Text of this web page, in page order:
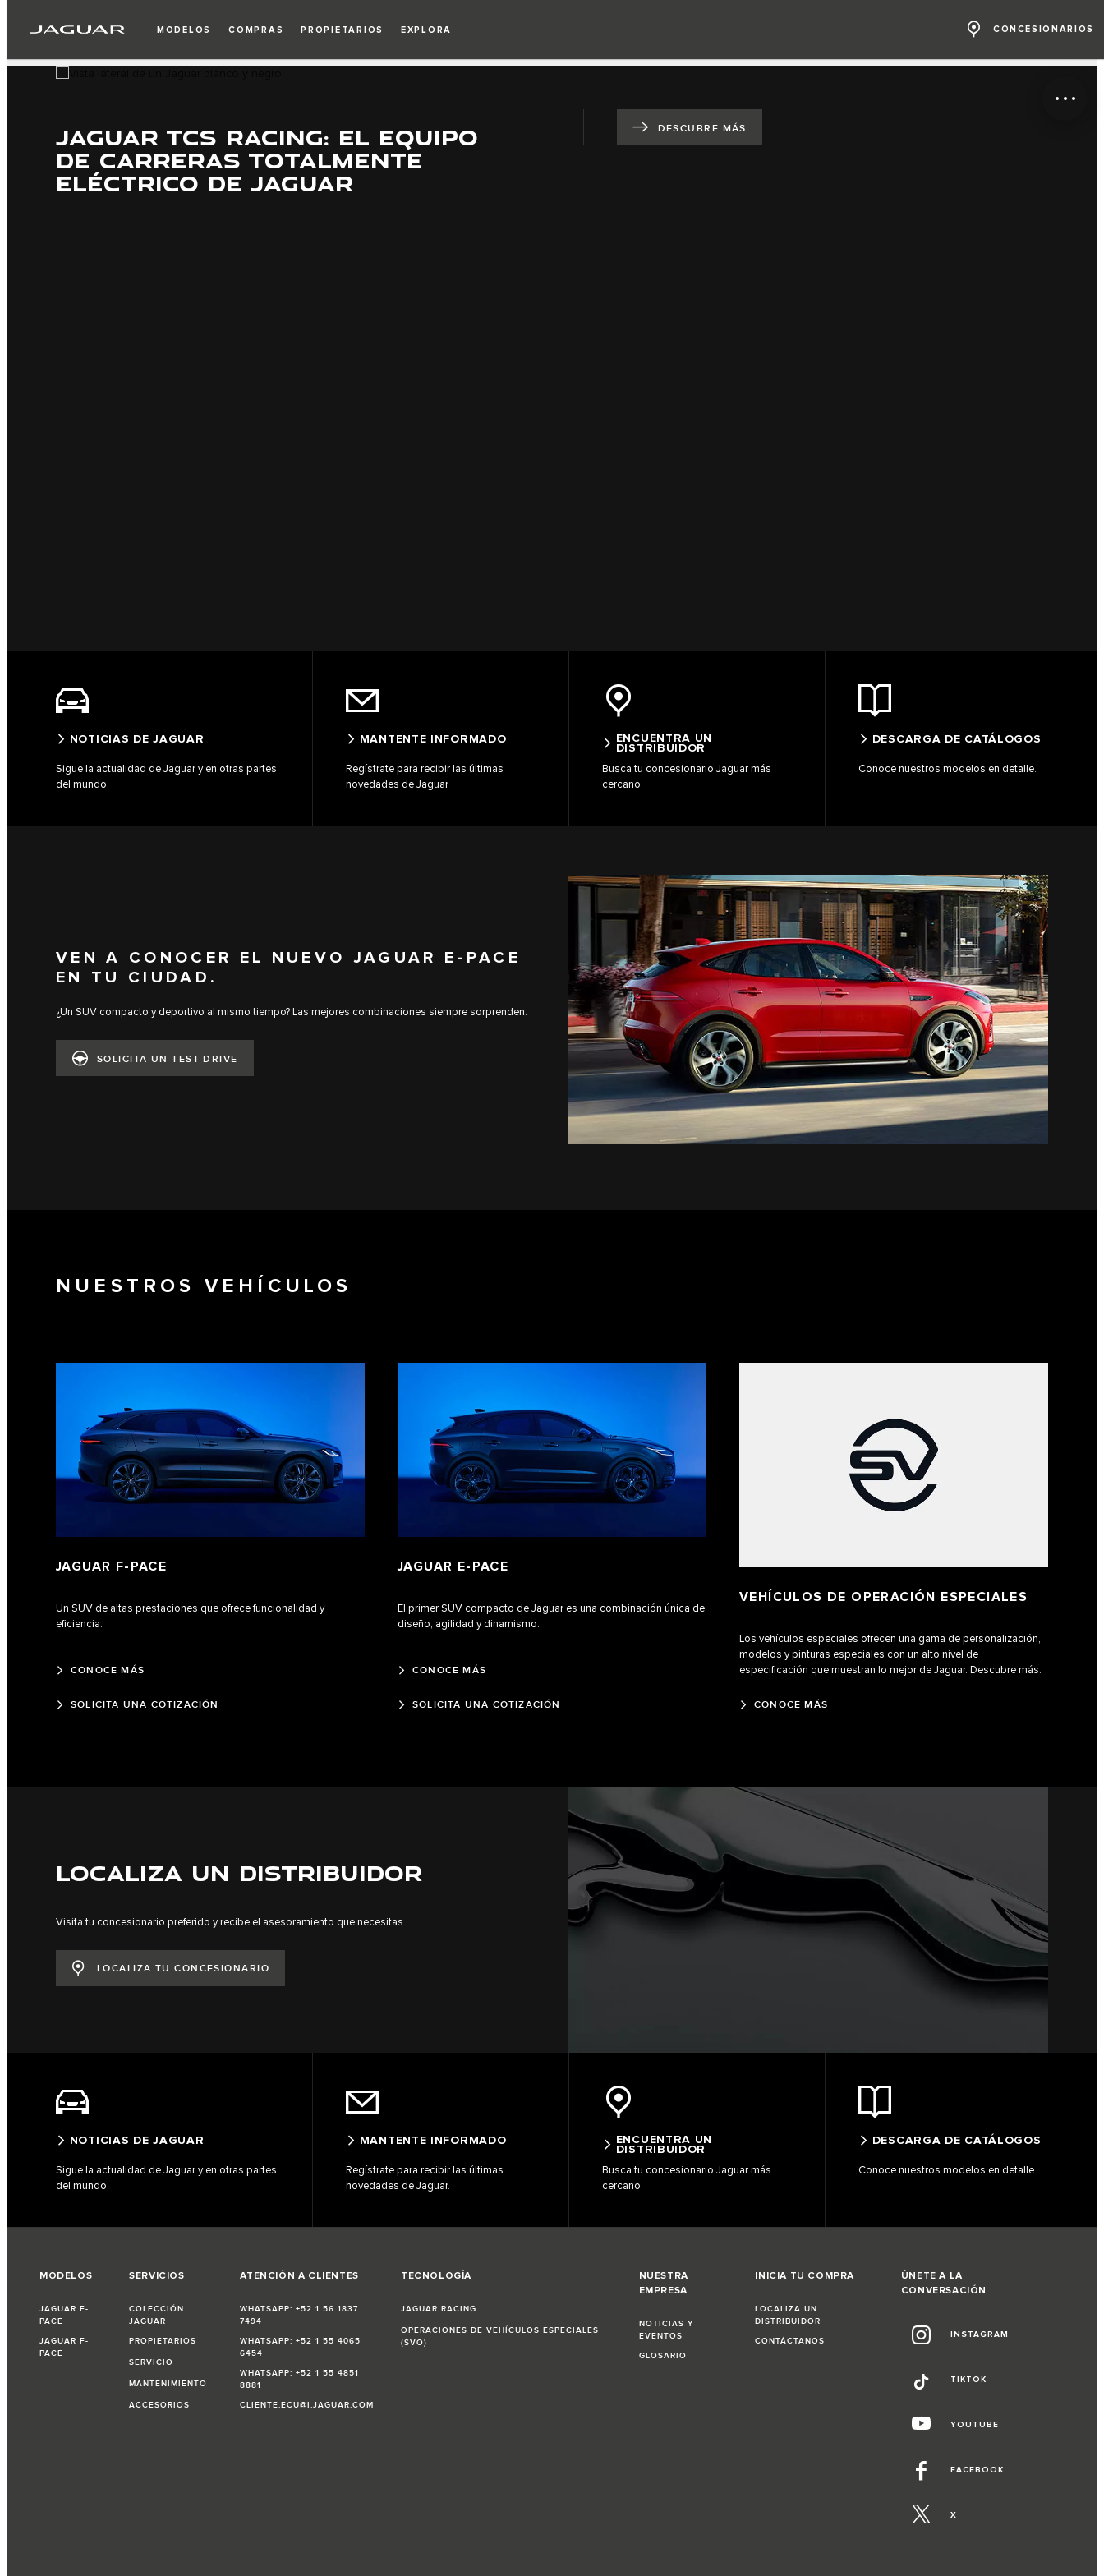
MODELOS COMPRAS PROPIETARIOS EXPLORA CONCESIONARIOS
1/
JAGUAR TCS RACING: EL EQUIPO
DE CARRERAS TOTALMENTE
ELÉCTRICO DE JAGUAR
DESCUBRE MÁS
NOTICIAS DE JAGUAR
Sigue la actualidad de Jaguar y en otras partes
del mundo.
MANTENTE INFORMADO
Regístrate para recibir las últimas
novedades de Jaguar
ENCUENTRA UN
DISTRIBUIDOR
Busca tu concesionario Jaguar más
cercano.
DESCARGA DE CATÁLOGOS
Conoce nuestros modelos en detalle.
VEN A CONOCER EL NUEVO JAGUAR E-PACE
EN TU CIUDAD.
¿Un SUV compacto y deportivo al mismo tiempo? Las mejores combinaciones siempre sorprenden.
SOLICITA UN TEST DRIVE
NUESTROS VEHÍCULOS
JAGUAR F‑PACE
Un SUV de altas prestaciones que ofrece funcionalidad y
eficiencia.
CONOCE MÁS
SOLICITA UNA COTIZACIÓN
JAGUAR E‑PACE
El primer SUV compacto de Jaguar es una combinación única de
diseño, agilidad y dinamismo.
CONOCE MÁS
SOLICITA UNA COTIZACIÓN
VEHÍCULOS DE OPERACIÓN ESPECIALES
Los vehículos especiales ofrecen una gama de personalización,
modelos y pinturas especiales con un alto nivel de
especificación que muestran lo mejor de Jaguar. Descubre más.
CONOCE MÁS
LOCALIZA UN DISTRIBUIDOR
Visita tu concesionario preferido y recibe el asesoramiento que necesitas.
LOCALIZA TU CONCESIONARIO
NOTICIAS DE JAGUAR
Sigue la actualidad de Jaguar y en otras partes
del mundo.
MANTENTE INFORMADO
Regístrate para recibir las últimas
novedades de Jaguar.
ENCUENTRA UN
DISTRIBUIDOR
Busca tu concesionario Jaguar más
cercano.
DESCARGA DE CATÁLOGOS
Conoce nuestros modelos en detalle.
MODELOS
JAGUAR E-
PACE
JAGUAR F-
PACE
SERVICIOS
COLECCIÓN
JAGUAR
PROPIETARIOS
SERVICIO
MANTENIMIENTO
ACCESORIOS
ATENCIÓN A CLIENTES
WHATSAPP: +52 1 56 1837
7494
WHATSAPP: +52 1 55 4065
6454
WHATSAPP: +52 1 55 4851
8881
CLIENTE.ECU@I.JAGUAR.COM
TECNOLOGÍA
JAGUAR RACING
OPERACIONES DE VEHÍCULOS ESPECIALES
(SVO)
NUESTRA
EMPRESA
NOTICIAS Y
EVENTOS
GLOSARIO
INICIA TU COMPRA
LOCALIZA UN
DISTRIBUIDOR
CONTÁCTANOS
ÚNETE A LA
CONVERSACIÓN
INSTAGRAM
TIKTOK
YOUTUBE
FACEBOOK
X